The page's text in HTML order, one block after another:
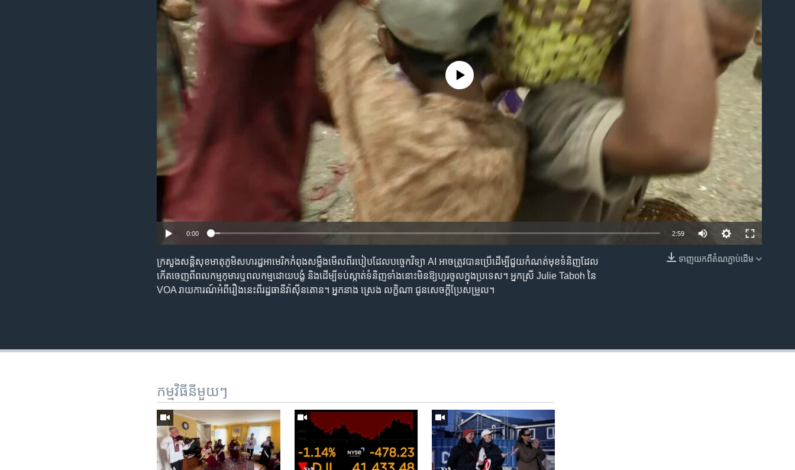
EMBED
No media source currently available
0:00 2:59
ទាញ​យក​ពី​តំណភ្ជាប់​ដើម
ក្រសួង​សន្តិសុខ​មាតុភូមិ​សហរដ្ឋ​អាមេរិក​កំពុង​សម្លឹង​មើល​ពី​របៀប​ដែល​បច្ចេកវិទ្យា AI អាច​ត្រូវ​បាន​ប្រើ​ដើម្បី​ជួយ​កំណត់​មុខ​ទំនិញ​ដែល​
កើត​ចេញ​ពី​ពលកម្ម​កុមារ​ឬ​ពលកម្ម​ដោយ​បង្ខំ និង​ដើម្បី​ទប់ស្កាត់​ទំនិញ​ទាំង​នោះ​មិន​ឱ្យ​ហូរ​ចូល​ក្នុង​ប្រទេស។ អ្នកស្រី Julie Taboh នៃ
VOA រាយការណ៍​អំពី​រឿង​នេះ​ពី​រដ្ឋធានី​វ៉ាស៊ីនតោន។ អ្នកនាង ស្រេង លក្ខិណា ជូន​សេចក្ដី​ប្រែ​សម្រួល។
កម្មវិធី​នីមួយៗ